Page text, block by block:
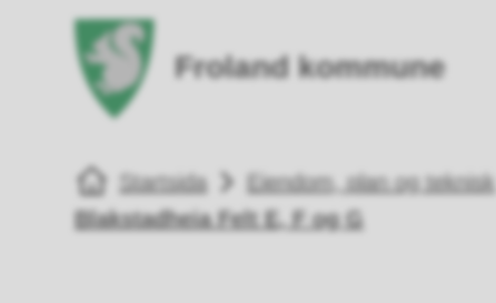
Froland kommune
Du er her:Startsida Eiendom, plan og teknisk
Blakstadheia Felt E, F og G